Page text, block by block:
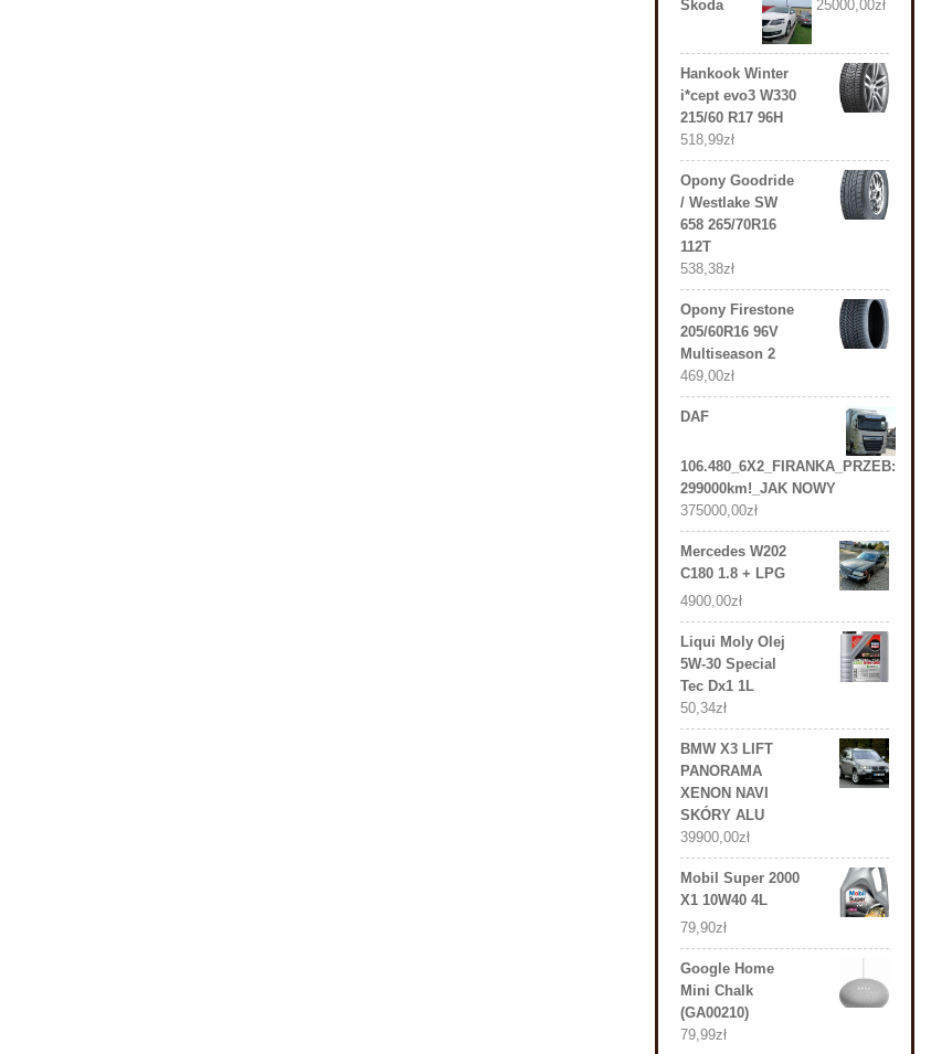
Skoda 25000,00zł
Hankook Winter
i*cept evo3 W330
215/60 R17 96H
518,99zł
Opony Goodride
/ Westlake SW
658 265/70R16
112T
538,38zł
Opony Firestone
205/60R16 96V
Multiseason 2
469,00zł
DAF
106.480_6X2_FIRANKA_PRZEB:
299000km!_JAK NOWY
375000,00zł
Mercedes W202
C180 1.8 + LPG
4900,00zł
Liqui Moly Olej
5W-30 Special
Tec Dx1 1L
50,34zł
BMW X3 LIFT
PANORAMA
XENON NAVI
SKÓRY ALU
39900,00zł
Mobil Super 2000
X1 10W40 4L
79,90zł
Google Home
Mini Chalk
(GA00210)
79,99zł